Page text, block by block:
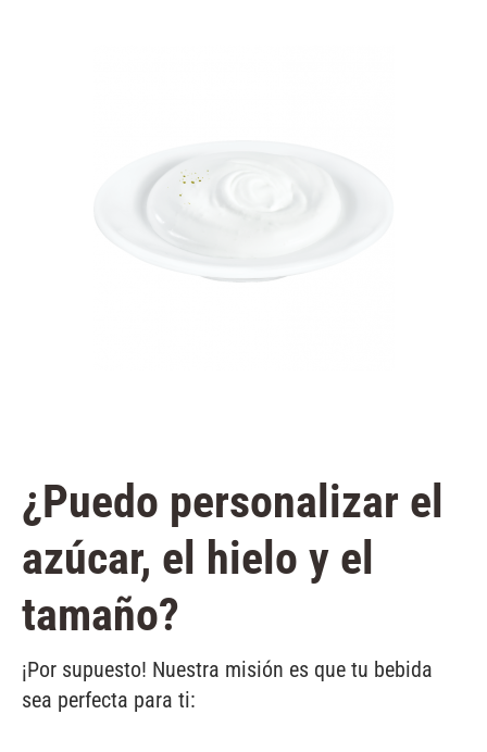
¿Puedo personalizar el
azúcar, el hielo y el
tamaño?
¡Por supuesto! Nuestra misión es que tu bebida
sea perfecta para ti: